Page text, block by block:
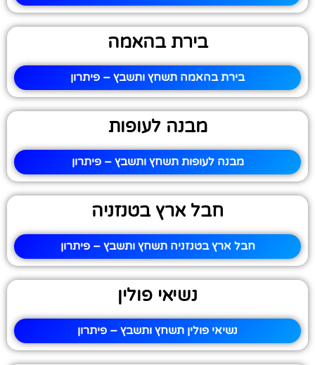
בירת בהאמה
בירת בהאמה תשחץ ותשבץ – פיתרון
מבנה לעופות
מבנה לעופות תשחץ ותשבץ – פיתרון
חבל ארץ בטנזניה
חבל ארץ בטנזניה תשחץ ותשבץ – פיתרון
נשיאי פולין
נשיאי פולין תשחץ ותשבץ – פיתרון